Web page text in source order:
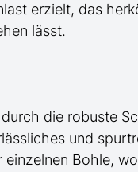
erzielt, das
lässt.
durch die robuste
und
einzelnen Bohle,